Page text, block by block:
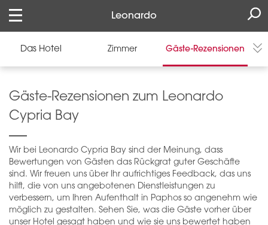
Leonardo
Das Hotel Zimmer Gäste-Rezensionen
Gäste-Rezensionen zum Leonardo
Cypria Bay
Wir bei Leonardo Cypria Bay sind der Meinung, dass
Bewertungen von Gästen das Rückgrat guter Geschäfte
sind. Wir freuen uns über Ihr aufrichtiges Feedback, das uns
hilft, die von uns angebotenen Dienstleistungen zu
verbessern, um Ihren Aufenthalt in Paphos so angenehm wie
möglich zu gestalten. Sehen Sie, was die Gäste vorher über
unser Hotel gesagt haben und wie sie uns bewertet haben